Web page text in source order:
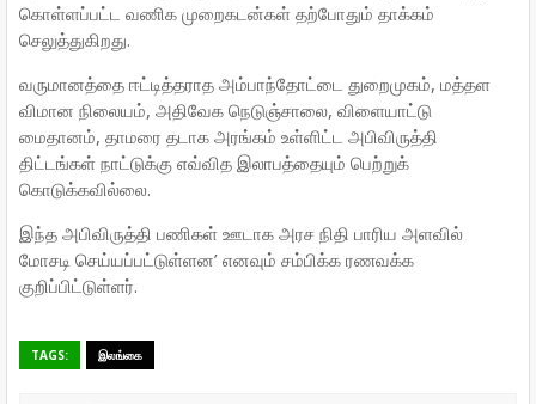
கொள்ளப்பட்ட வணிக முறைகடன்கள் தற்போதும் தாக்கம்
செலுத்துகிறது.
வருமானத்தை ஈட்டித்தராத அம்பாந்தோட்டை துறைமுகம், மத்தள
விமான நிலையம், அதிவேக நெடுஞ்சாலை, விளையாட்டு
மைதானம், தாமரை தடாக அரங்கம் உள்ளிட்ட அபிவிருத்தி
திட்டங்கள் நாட்டுக்கு எவ்வித இலாபத்தையும் பெற்றுக்
கொடுக்கவில்லை.
இந்த அபிவிருத்தி பணிகள் ஊடாக அரச நிதி பாரிய அளவில்
மோசடி செய்யப்பட்டுள்ளன’ எனவும் சம்பிக்க ரணவக்க
குறிப்பிட்டுள்ளர்.
TAGS: இலங்கை